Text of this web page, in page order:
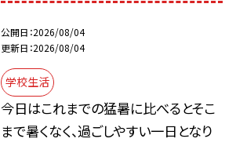
公開日 2026/08/04
更新日 2026/08/04
学校生活
今日はこれまでの猛暑に比べるとそこ
まで暑くなく、過ごしやすい一日となり